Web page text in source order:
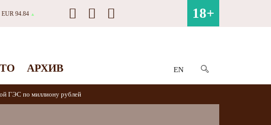
EUR 94.84 ▲ 18+
АРХИВ EN
ГЭС по миллиону рублей